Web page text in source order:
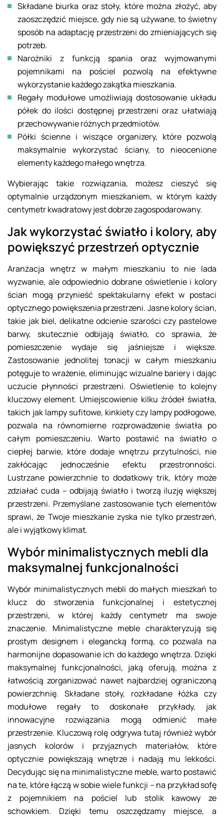
Składane biurka oraz stoły, które można złożyć, aby
zaoszczędzić miejsce, gdy nie są używane, to świetny
sposób na adaptację przestrzeni do zmieniających się
potrzeb.
Narożniki z funkcją spania oraz wyjmowanymi
pojemnikami na pościel pozwolą na efektywne
wykorzystanie każdego zakątka mieszkania.
Regały modułowe umożliwiają dostosowanie układu
półek do ilości dostępnej przestrzeni oraz ułatwiają
przechowywanie różnych przedmiotów.
Półki ścienne i wiszące organizery, które pozwolą
maksymalnie wykorzystać ściany, to nieocenione
elementy każdego małego wnętrza.
Wybierając takie rozwiązania, możesz cieszyć się
optymalnie urządzonym mieszkaniem, w którym każdy
centymetr kwadratowy jest dobrze zagospodarowany.
Jak wykorzystać światło i kolory, aby
powiększyć przestrzeń optycznie
Aranżacja wnętrz w małym mieszkaniu to nie lada
wyzwanie, ale odpowiednio dobrane oświetlenie i kolory
ścian mogą przynieść spektakularny efekt w postaci
optycznego powiększenia przestrzeni. Jasne kolory ścian,
takie jak biel, delikatne odcienie szarości czy pastelowe
barwy, skutecznie odbijają światło, co sprawia, że
pomieszczenie wydaje się jaśniejsze i większe.
Zastosowanie jednolitej tonacji w całym mieszkaniu
potęguje to wrażenie, eliminując wizualne bariery i dając
uczucie płynności przestrzeni. Oświetlenie to kolejny
kluczowy element. Umiejscowienie kilku źródeł światła,
takich jak lampy sufitowe, kinkiety czy lampy podłogowe,
pozwala na równomierne rozprowadzenie światła po
całym pomieszczeniu. Warto postawić na światło o
ciepłej barwie, które dodaje wnętrzu przytulności, nie
zakłócając jednocześnie efektu przestronności.
Lustrzane powierzchnie to dodatkowy trik, który może
zdziałać cuda – odbijają światło i tworzą iluzję większej
przestrzeni. Przemyślane zastosowanie tych elementów
sprawi, że Twoje mieszkanie zyska nie tylko przestrzeń,
ale i wyjątkowy klimat.
Wybór minimalistycznych mebli dla
maksymalnej funkcjonalności
Wybór minimalistycznych mebli do małych mieszkań to
klucz do stworzenia funkcjonalnej i estetycznej
przestrzeni, w której każdy centymetr ma swoje
znaczenie. Minimalistyczne meble charakteryzują się
prostym designem i elegancką formą, co pozwala na
harmonijne dopasowanie ich do każdego wnętrza. Dzięki
maksymalnej funkcjonalności, jaką oferują, można z
łatwością zorganizować nawet najbardziej ograniczoną
powierzchnię. Składane stoły, rozkładane łóżka czy
modułowe regały to doskonałe przykłady, jak
innowacyjne rozwiązania mogą odmienić małe
przestrzenie. Kluczową rolę odgrywa tutaj również wybór
jasnych kolorów i przyjaznych materiałów, które
optycznie powiększają wnętrze i nadają mu lekkości.
Decydując się na minimalistyczne meble, warto postawić
na te, które łączą w sobie wiele funkcji – na przykład sofę
z pojemnikiem na pościel lub stolik kawowy ze
schowkiem. Dzięki temu oszczędzamy miejsce, a